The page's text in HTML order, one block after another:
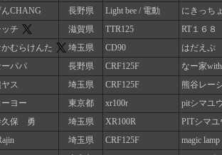
CHANG 長野県 Light bee / 電動 にきっち
チ 滋賀県 TTR125 RT１６８
かむらけんた 埼玉県 CD90 はだえぷ
ーパパ 長野県 CRF125F なー家
ス 埼玉県 CRF125F 熊谷レー
ーヨー 東京都 xr100r pitシマユ
久保 勇 埼玉県 XR100R PITシマユ
埼玉県 CRF125F magic lamp